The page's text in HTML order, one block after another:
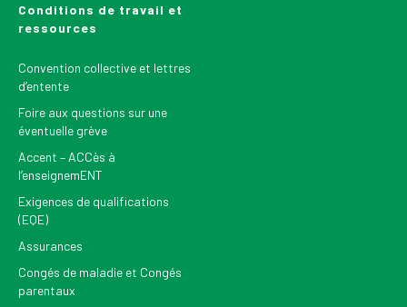
Conditions de travail et
ressources
Convention collective et lettres
d’entente
Foire aux questions sur une
éventuelle grève
Accent – ACCès à
l’enseignemENT
Exigences de qualifications
(EQE)
Assurances
Congés de maladie et Congés
parentaux